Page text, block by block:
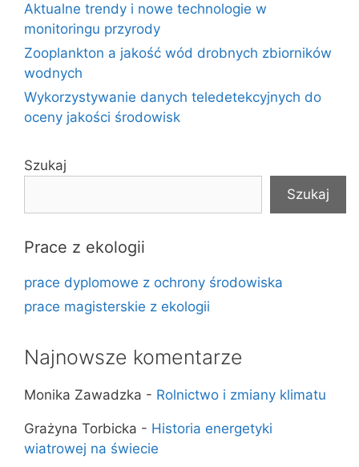
Aktualne trendy i nowe technologie w
monitoringu przyrody
Zooplankton a jakość wód drobnych zbiorników
wodnych
Wykorzystywanie danych teledetekcyjnych do
oceny jakości środowisk
Szukaj
Szukaj
Prace z ekologii
prace dyplomowe z ochrony środowiska
prace magisterskie z ekologii
Najnowsze komentarze
Monika Zawadzka - Rolnictwo i zmiany klimatu
Grażyna Torbicka - Historia energetyki
wiatrowej na świecie